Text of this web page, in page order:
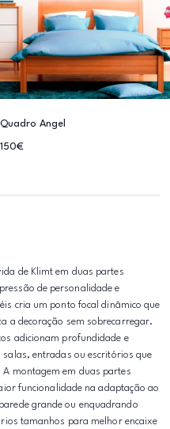
Quadro Angel
150€
de Klimt em duas partes
de personalidade e
cria um ponto focal dinâmico que
a decoração sem sobrecarregar.
adicionam profundidade e
entradas ou escritórios que
montagem em duas partes
funcionalidade na adaptação ao
grande ou enquadrando
tamanhos para melhor encaixe